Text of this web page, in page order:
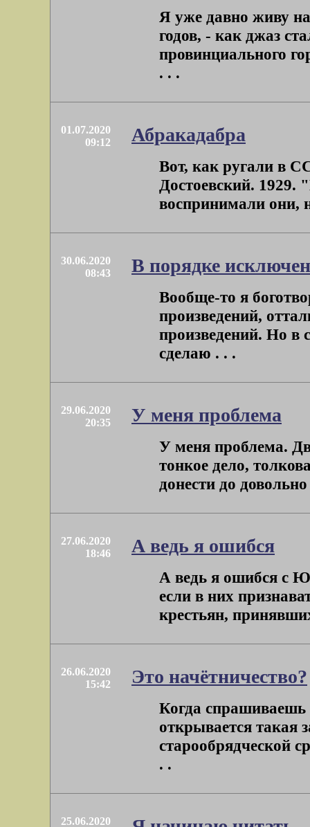
Я уже давно живу
годов, - как джаз
провинциального
. . .
01.07.2020
09:12
Абракадабра
Вот, как ругали в
Достоевский. 1929.
воспринимали они,
30.06.2020
08:43
В порядке
Вообще-то я
произведений,
произведений. Но в
сделаю . . .
29.06.2020
20:35
У меня проблема
У меня проблема.
тонкое дело,
донести до
27.06.2020
18:46
А ведь я ошибся
А ведь я ошибся с
если в них
крестьян,
26.06.2020
15:42
Это начётничество?
Когда спрашиваешь
открывается такая
старообрядческой
. .
25.06.2020